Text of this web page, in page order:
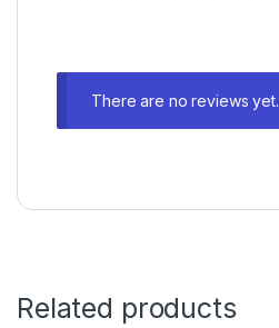
There are no reviews yet.
Related products